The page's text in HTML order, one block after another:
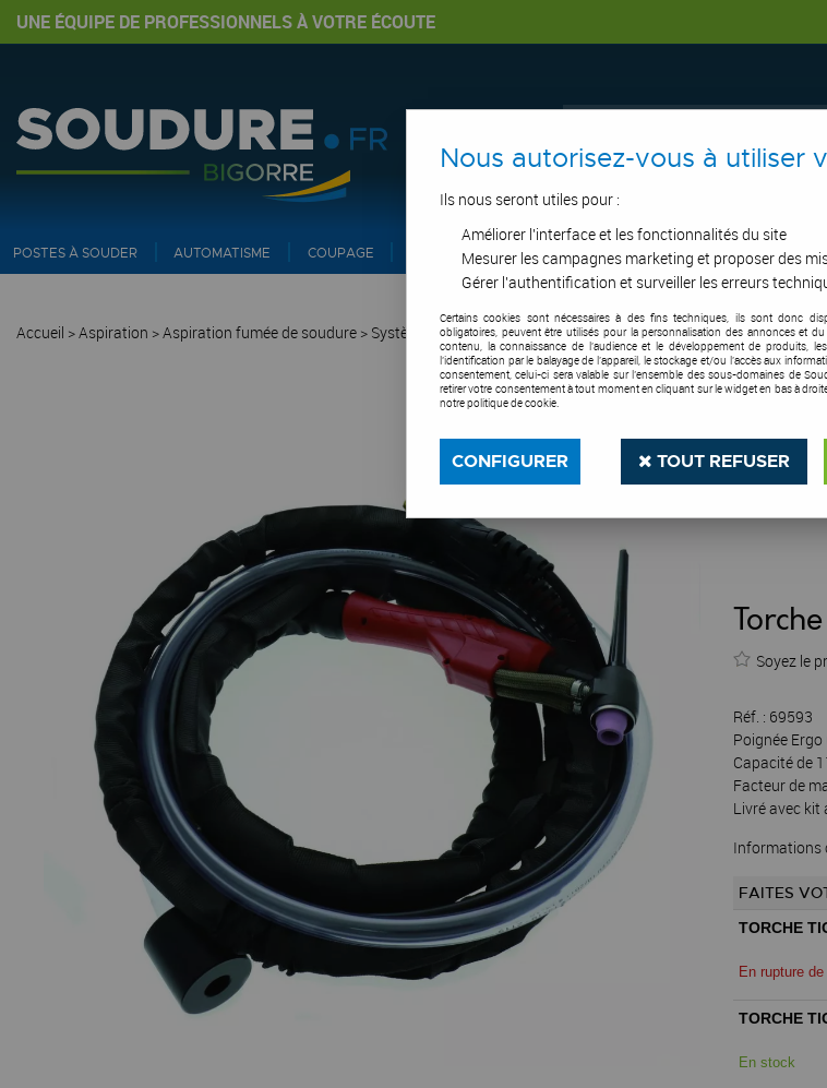
UNE ÉQUIPE DE PROFESSIONNELS À VOTRE ÉCOUTE
POSTES À SOUDER AUTOMATISME COUPAGE PIPE ET INERTAGE ASPIRATION OUTILS DE COUPE
Accueil >Aspiration >Aspiration fumée de soudure > Système d'aspiration>Système d'aspiration haute dépression>
Soyez le
Réf. : 69593
Poignée
Capacité de
Facteur de
Livré avec kit
Informations
FAITES
TORCHE
En rupture
TORCHE
En stock
Nous autorisez-vous à utiliser
Ils nous seront utiles pour :
Améliorer l'interface et les fonctionnalités du site
Mesurer les campagnes marketing et proposer des
Gérer l'authentification et surveiller les erreurs
Certains cookies sont nécessaires à des fins techniques, ils sont donc
obligatoires, peuvent être utilisés pour la personnalisation des annonces et
contenu, la connaissance de l'audience et le développement de produits,
l'identification par le balayage de l'appareil, le stockage et/ou l'accès aux
consentement, celui-ci sera valable sur l’ensemble des sous-domaines de
retirer votre consentement à tout moment en cliquant sur le widget en bas à
notre politique de cookie.
CONFIGURER TOUT REFUSER